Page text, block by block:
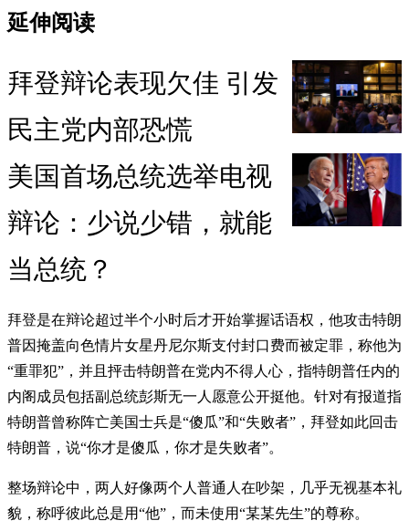
延伸阅读
拜登辩论表现欠佳 引发
民主党内部恐慌
美国首场总统选举电视
辩论：​少说少错，就能
当总统？
拜登是在辩论超过半个小时后才开始掌握话语权，他攻击特朗
普因掩盖向色情片女星丹尼尔斯支付封口费而被定罪，称他为
“重罪犯”，并且抨击特朗普在党内不得人心，指特朗普任内的
内阁成员包括副总统彭斯无一人愿意公开挺他。针对有报道指
特朗普曾称阵亡美国士兵是“傻瓜”和“失败者”，拜登如此回击
特朗普，说“你才是傻瓜，你才是失败者”。
整场辩论中，两人好像两个人普通人在吵架，几乎无视基本礼
貌，称呼彼此总是用“他”，而未使用“某某先生”的尊称。